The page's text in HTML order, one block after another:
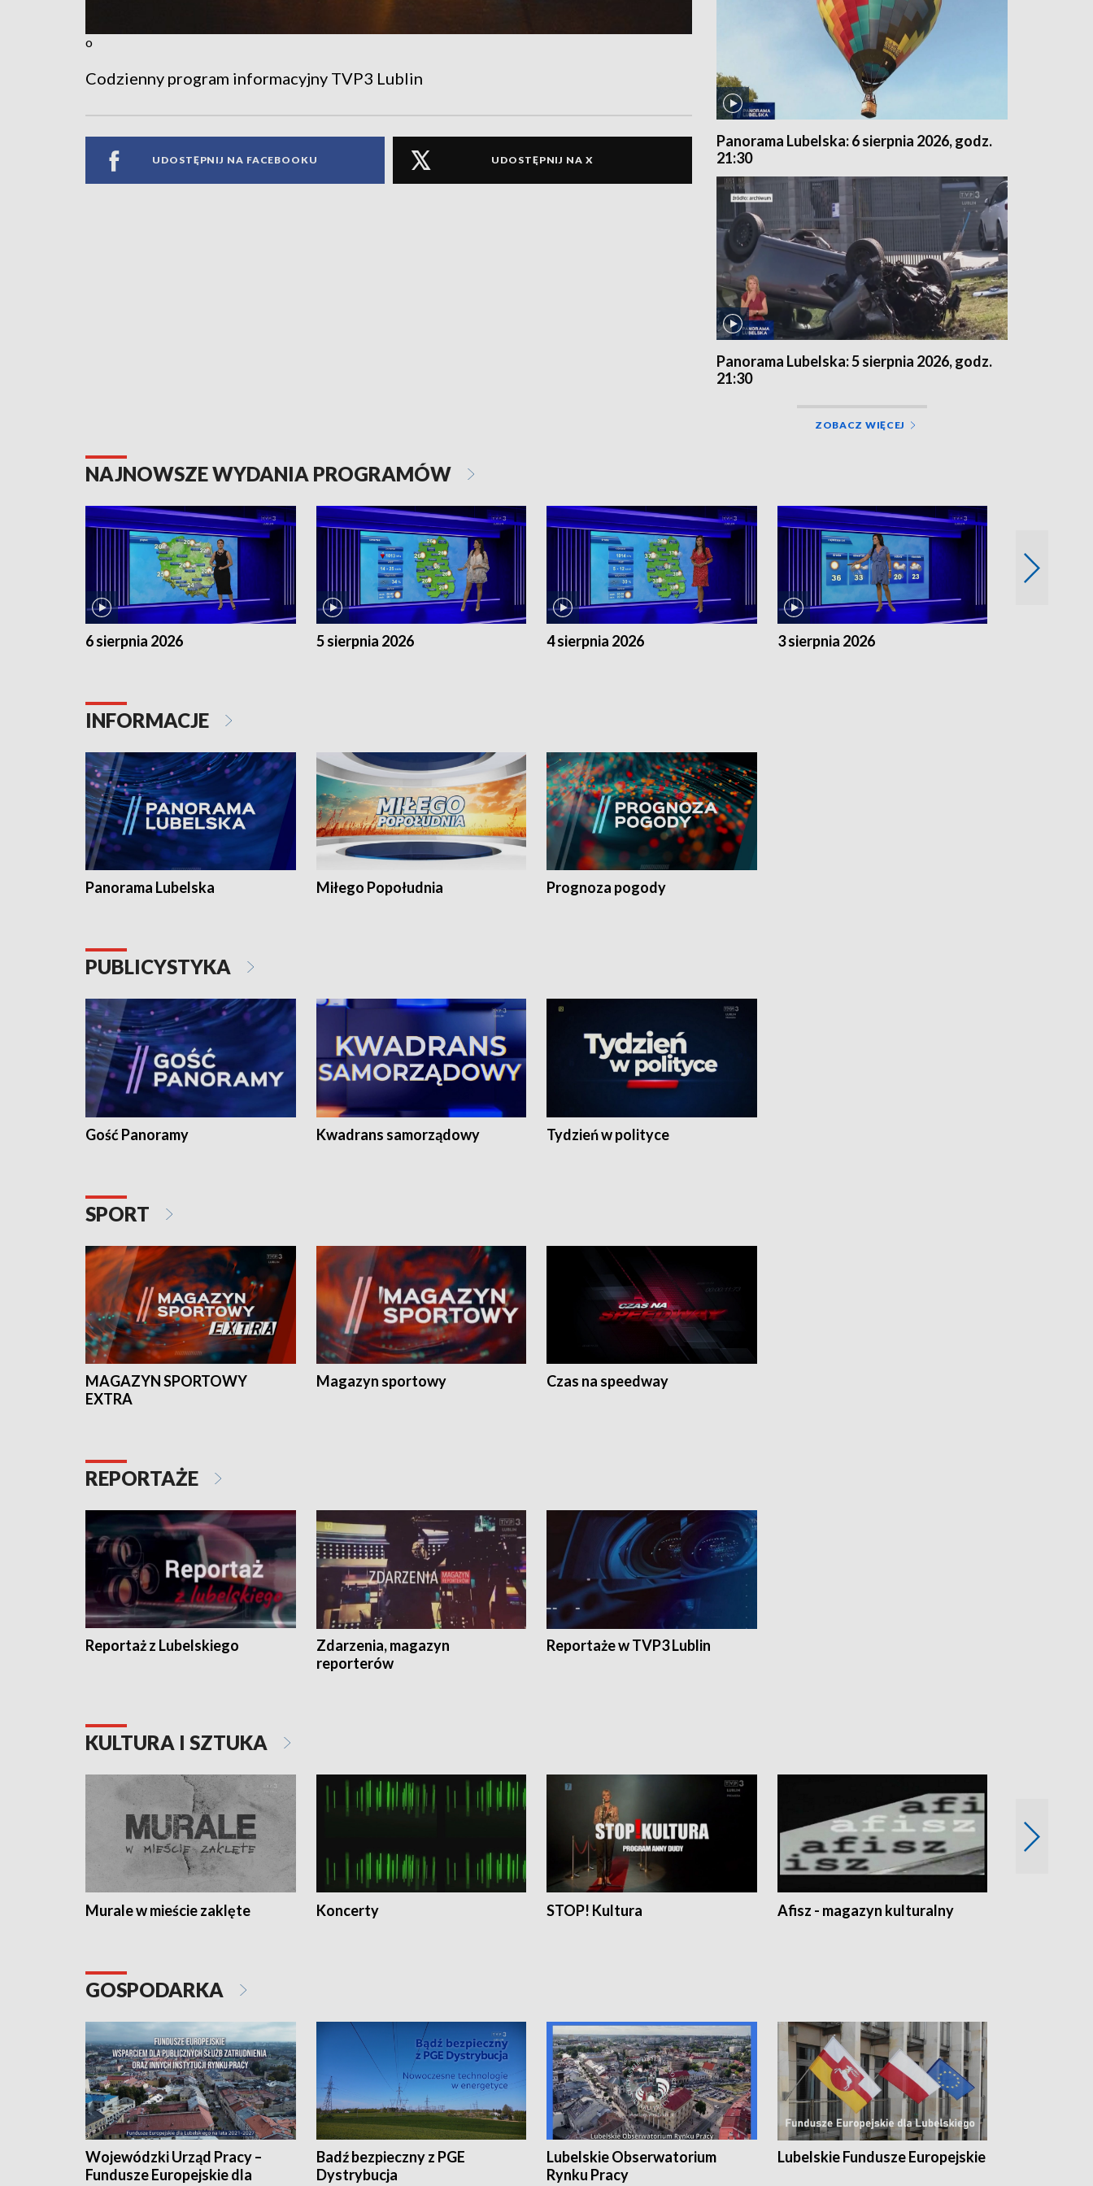
o
Codzienny program informacyjny TVP3 Lublin
UDOSTĘPNIJ NA FACEBOOKU UDOSTĘPNIJ NA X
Panorama Lubelska: 6 sierpnia 2026, godz.
21:30
Panorama Lubelska: 5 sierpnia 2026, godz.
21:30
ZOBACZ WIĘCEJ
NAJNOWSZE WYDANIA PROGRAMÓW
6 sierpnia 2026 5 sierpnia 2026 4 sierpnia 2026 3 sierpnia 2026
INFORMACJE
Panorama Lubelska Miłego Popołudnia Prognoza pogody
PUBLICYSTYKA
Gość Panoramy Kwadrans samorządowy Tydzień w polityce
SPORT
MAGAZYN SPORTOWY
EXTRA
Magazyn sportowy Czas na speedway
REPORTAŻE
Reportaż z Lubelskiego
Zdarzenia, magazyn
reporterów
Reportaże w TVP3 Lublin
KULTURA I SZTUKA
Murale w mieście zaklęte Koncerty STOP! Kultura Afisz - magazyn kulturalny
GOSPODARKA
Wojewódzki Urząd Pracy –
Fundusze Europejskie dla
Badź bezpieczny z PGE
Dystrybucja
Lubelskie Obserwatorium
Rynku Pracy
Lubelskie Fundusze Europejskie